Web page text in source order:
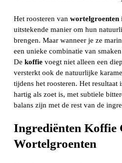
Het roosteren van wortelgroenten
uitstekende manier om hun
brengen. Maar wanneer je ze
een unieke combinatie van
De koffie voegt niet alleen een
versterkt ook de natuurlijke
tijdens het roosteren. Het resultaat
hartig als zoet is, met subtiele
balans zijn met de rest van de
Ingrediënten Koffie
Wortelgroenten